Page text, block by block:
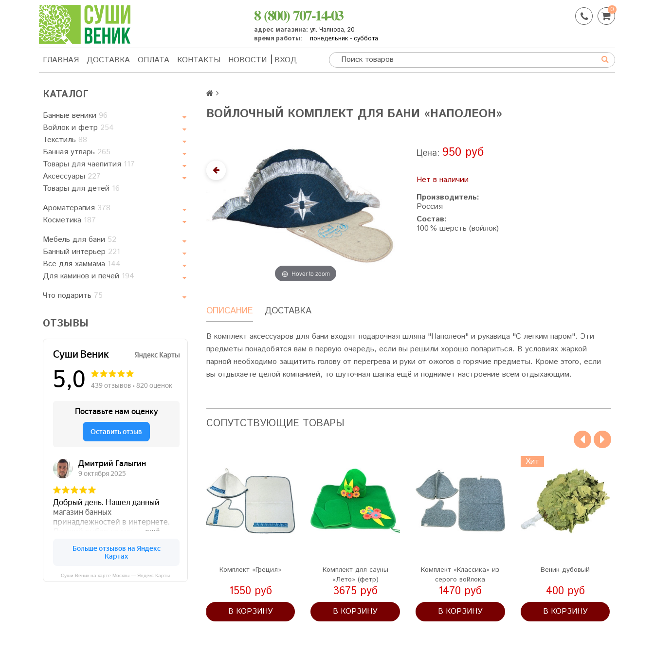
8 (800) 707-14-03
адрес магазина:ул. Чаянова, 20
время работы:
понедельник - суббота
0
ГЛАВНАЯ ДОСТАВКА ОПЛАТА КОНТАКТЫ НОВОСТИ ВХОД
КАТАЛОГ
Банные веники 96
Войлок и фетр 254
Текстиль 88
Банная утварь 265
Товары для чаепития 117
Аксессуары 227
Товары для детей 16
Ароматерапия 378
Косметика 187
Мебель для бани 52
Банный интерьер 221
Все для хаммама 144
Для каминов и печей 194
Что подарить 75
ОТЗЫВЫ
Суши Веник на карте Москвы — Яндекс Карты
ВОЙЛОЧНЫЙ КОМПЛЕКТ ДЛЯ БАНИ «НАПОЛЕОН»
Hover to zoom
Цена: 950 руб
Нет в наличии
Производитель:
Россия
Состав:
100 % шерсть (войлок)
ОПИСАНИЕ ДОСТАВКА
В комплект аксессуаров для бани входят подарочная шляпа "Наполеон" и рукавица "С легким паром". Эти
предметы понадобятся вам в первую очередь, если вы решили хорошо попариться. В условиях жаркой
парной необходимо защитить голову от перегрева и руки от ожогов о горячие предметы. Кроме этого, если
вы отдыхаете целой компанией, то шуточная шапка ещё и поднимет настроение всем отдыхающим.
CОПУТСТВУЮЩИЕ ТОВАРЫ
иланг»
Хит
Комплект «Греция»
1550 руб
В КОРЗИНУ
Комплект для сауны
«Лето» (фетр)
3675 руб
В КОРЗИНУ
Комплект «Классика» из
серого войлока
1470 руб
В КОРЗИНУ
Хит
Веник дубовый
400 руб
В КОРЗИНУ